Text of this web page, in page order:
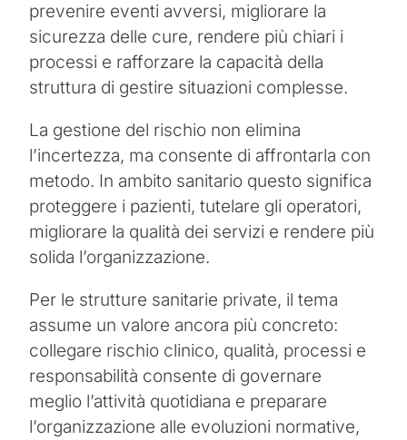
prevenire eventi avversi, migliorare la
sicurezza delle cure, rendere più chiari i
processi e rafforzare la capacità della
struttura di gestire situazioni complesse.
La gestione del rischio non elimina
l’incertezza, ma consente di affrontarla con
metodo. In ambito sanitario questo significa
proteggere i pazienti, tutelare gli operatori,
migliorare la qualità dei servizi e rendere più
solida l’organizzazione.
Per le strutture sanitarie private, il tema
assume un valore ancora più concreto:
collegare rischio clinico, qualità, processi e
responsabilità consente di governare
meglio l’attività quotidiana e preparare
l’organizzazione alle evoluzioni normative,